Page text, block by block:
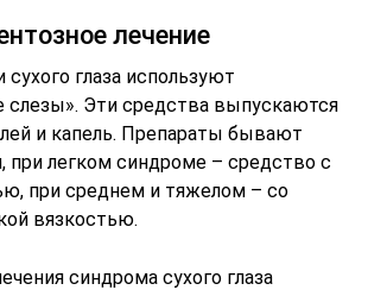
лечение
сухого глаза используют
слезы». Эти средства выпускаются
и капель. Препараты бывают
при легком синдроме – средство с
при среднем и тяжелом – со
вязкостью.
синдрома сухого глаза